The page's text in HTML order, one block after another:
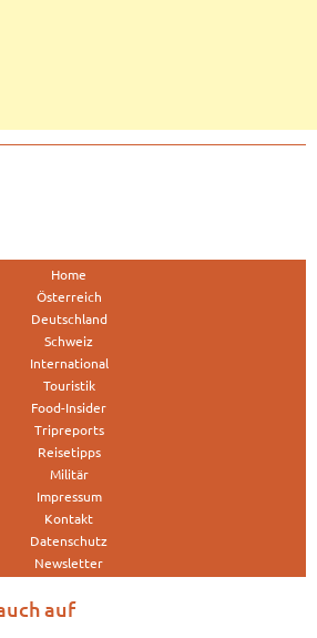
Home
Österreich
Deutschland
Schweiz
International
Touristik
Food-Insider
Tripreports
Reisetipps
Militär
Impressum
Kontakt
Datenschutz
Newsletter
auf